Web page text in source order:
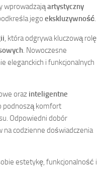
wprowadzająartystyczny
jego ekskluzywność.
, która odgrywa kluczową rolę
. Nowoczesne
eleganckich i funkcjonalnych
oraz inteligentne
podnoszą komfort
Odpowiedni dobór
na codzienne doświadczenia
estetykę, funkcjonalność i